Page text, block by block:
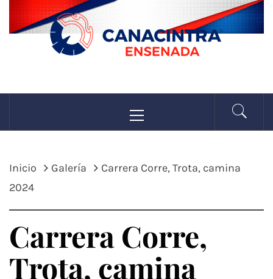
Saltar
contenido
CANACINTRA
ENSENADA
principal
Inicio Galería
Carrera Corre, Trota, camina
2024
Carrera Corre,
Trota, camina